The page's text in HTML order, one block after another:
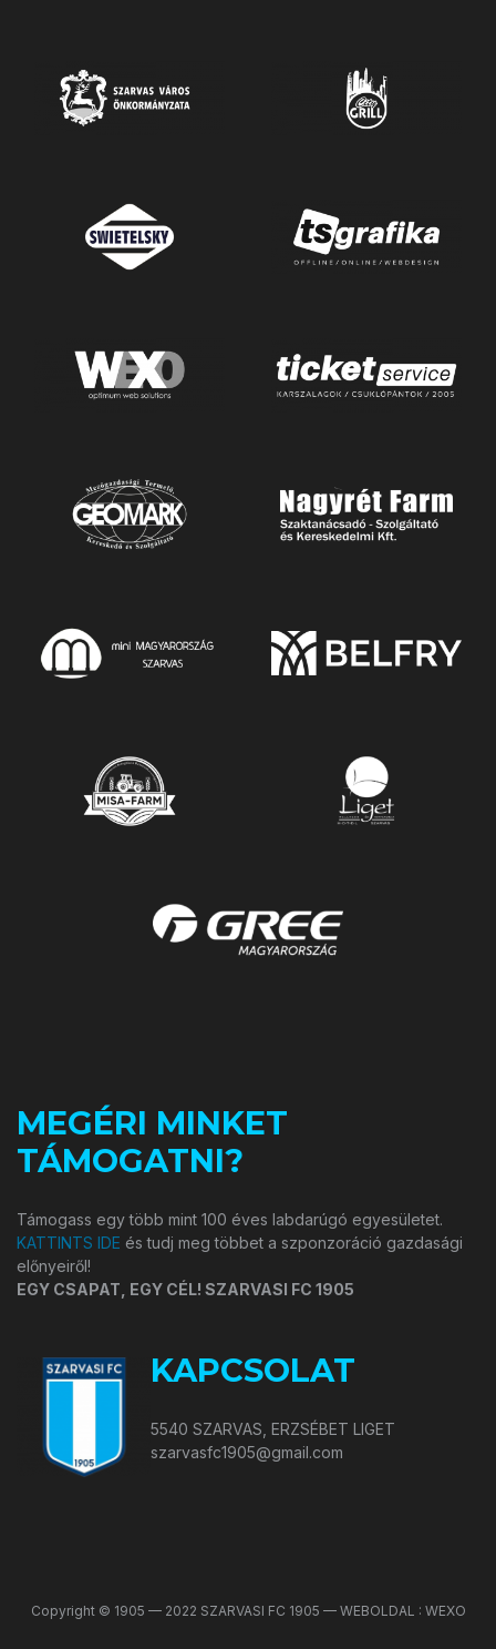
MEGÉRI MINKET
TÁMOGATNI?
Támogass egy több mint 100 éves labdarúgó egyesületet.
KATTINTS IDE és tudj meg többet a szponzoráció gazdasági
előnyeiről!
EGY CSAPAT, EGY CÉL! SZARVASI FC 1905
KAPCSOLAT
5540 SZARVAS, ERZSÉBET LIGET
szarvasfc1905@gmail.com
Copyright © 1905 — 2022 SZARVASI FC 1905 — WEBOLDAL : WEXO